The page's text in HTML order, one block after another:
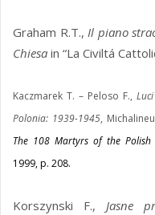
Graham R.T.,Il piano
Chiesa in “La Civiltá
Kaczmarek T. – Peloso F.,
Polonia: 1939-1945,
The 108 Martyrs of the Polish
1999, p. 208.
Korszynski F., Jasne